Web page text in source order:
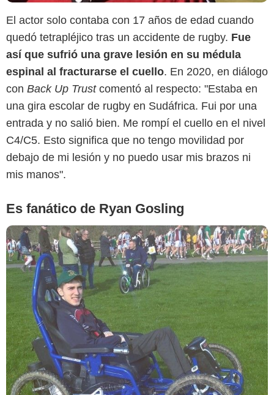
El actor solo contaba con 17 años de edad cuando
quedó tetrapléjico tras un accidente de rugby​​. Fue
así que sufrió una grave lesión en su médula
espinal al fracturarse el cuello. En 2020, en diálogo
con Back Up Trust comentó al respecto: "Estaba en
una gira escolar de rugby en Sudáfrica. Fui por una
entrada y no salió bien. Me rompí el cuello en el nivel
C4/C5. Esto significa que no tengo movilidad por
debajo de mi lesión y no puedo usar mis brazos ni
mis manos".
Es fanático de Ryan Gosling